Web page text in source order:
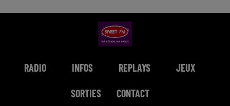
RADIO INFOS REPLAYS JEUX
SORTIES CONTACT